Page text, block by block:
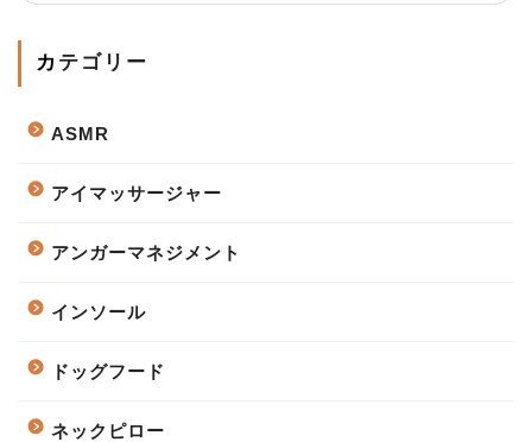
カテゴリー
ASMR
アイマッサージャー
アンガーマネジメント
インソール
ドッグフード
ネックピロー